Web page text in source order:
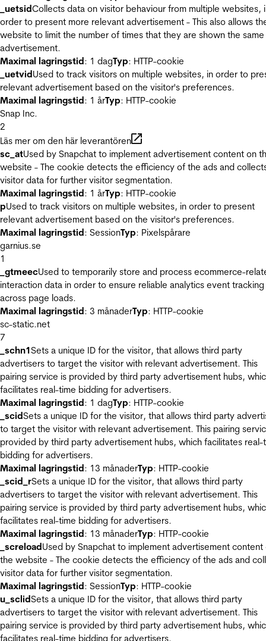
_uetsidCollects data on visitor behaviour from multiple websites,
order to present more relevant advertisement - This also allows
website to limit the number of times that they are shown the same
advertisement.
Maximal lagringstid: 1 dagTyp: HTTP-cookie
_uetvidUsed to track visitors on multiple websites, in order to
relevant advertisement based on the visitor's preferences.
Maximal lagringstid: 1 årTyp: HTTP-cookie
Snap Inc.
2
Läs mer om den här leverantören
sc_atUsed by Snapchat to implement advertisement content on
website - The cookie detects the efficiency of the ads and
visitor data for further visitor segmentation.
Maximal lagringstid: 1 årTyp: HTTP-cookie
pUsed to track visitors on multiple websites, in order to present
relevant advertisement based on the visitor's preferences.
Maximal lagringstid: SessionTyp: Pixelspårare
garnius.se
1
_gtmeecUsed to temporarily store and process ecommerce-
interaction data in order to ensure reliable analytics event tracking
across page loads.
Maximal lagringstid: 3 månaderTyp: HTTP-cookie
sc-static.net
7
_schn1Sets a unique ID for the visitor, that allows third party
advertisers to target the visitor with relevant advertisement. This
pairing service is provided by third party advertisement hubs,
facilitates real-time bidding for advertisers.
Maximal lagringstid: 1 dagTyp: HTTP-cookie
_scidSets a unique ID for the visitor, that allows third party
to target the visitor with relevant advertisement. This pairing
provided by third party advertisement hubs, which facilitates real-
bidding for advertisers.
Maximal lagringstid: 13 månaderTyp: HTTP-cookie
_scid_rSets a unique ID for the visitor, that allows third party
advertisers to target the visitor with relevant advertisement. This
pairing service is provided by third party advertisement hubs,
facilitates real-time bidding for advertisers.
Maximal lagringstid: 13 månaderTyp: HTTP-cookie
_screloadUsed by Snapchat to implement advertisement content
the website - The cookie detects the efficiency of the ads and
visitor data for further visitor segmentation.
Maximal lagringstid: SessionTyp: HTTP-cookie
u_sclidSets a unique ID for the visitor, that allows third party
advertisers to target the visitor with relevant advertisement. This
pairing service is provided by third party advertisement hubs,
facilitates real-time bidding for advertisers.